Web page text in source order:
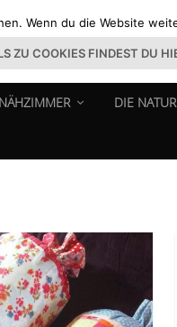
DIE NATUR
Wenn du die Website
ZU COOKIES FINDEST DU